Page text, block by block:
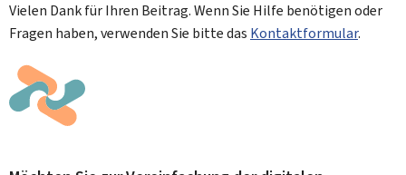
Vielen Dank für Ihren Beitrag. Wenn Sie Hilfe benötigen oder
Fragen haben, verwenden Sie bitte das Kontaktformular.